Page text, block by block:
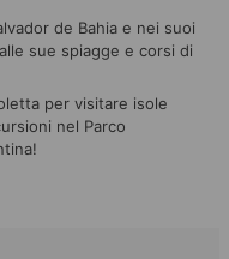
de Bahia e nei suoi
sue spiagge e corsi di
per visitare isole
nel Parco